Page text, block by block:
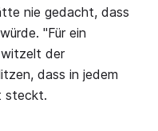
nie gedacht, dass
"Für ein
der
dass in jedem
steckt.